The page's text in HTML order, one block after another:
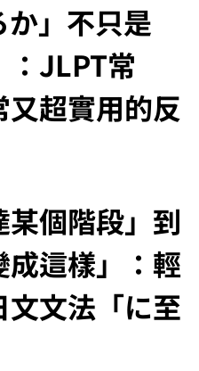
か」不只是
：JLPT常
又超實用的反
某個階段」到
成這樣」：輕
文文法「に至